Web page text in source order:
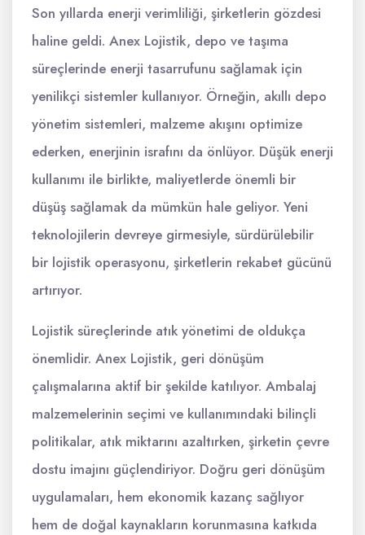
Son yıllarda enerji verimliliği, şirketlerin gözdesi
haline geldi. Anex Lojistik, depo ve taşıma
süreçlerinde enerji tasarrufunu sağlamak için
yenilikçi sistemler kullanıyor. Örneğin, akıllı depo
yönetim sistemleri, malzeme akışını optimize
ederken, enerjinin israfını da önlüyor. Düşük enerji
kullanımı ile birlikte, maliyetlerde önemli bir
düşüş sağlamak da mümkün hale geliyor. Yeni
teknolojilerin devreye girmesiyle, sürdürülebilir
bir lojistik operasyonu, şirketlerin rekabet gücünü
artırıyor.
Lojistik süreçlerinde atık yönetimi de oldukça
önemlidir. Anex Lojistik, geri dönüşüm
çalışmalarına aktif bir şekilde katılıyor. Ambalaj
malzemelerinin seçimi ve kullanımındaki bilinçli
politikalar, atık miktarını azaltırken, şirketin çevre
dostu imajını güçlendiriyor. Doğru geri dönüşüm
uygulamaları, hem ekonomik kazanç sağlıyor
hem de doğal kaynakların korunmasına katkıda